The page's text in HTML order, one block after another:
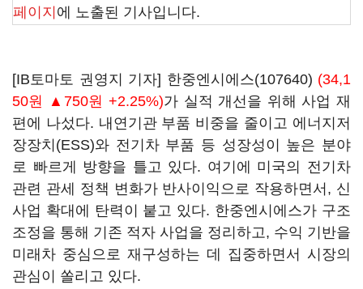
페이지 에 노출된 기사입니다.
[IB토마토 권영지 기자] 한중엔시에스(107640) (34,1
50원 ▲750원 +2.25%)가 실적 개선을 위해 사업 재
편에 나섰다. 내연기관 부품 비중을 줄이고 에너지저
장장치(ESS)와 전기차 부품 등 성장성이 높은 분야
로 빠르게 방향을 틀고 있다. 여기에 미국의 전기차
관련 관세 정책 변화가 반사이익으로 작용하면서, 신
사업 확대에 탄력이 붙고 있다. 한중엔시에스가 구조
조정을 통해 기존 적자 사업을 정리하고, 수익 기반을
미래차 중심으로 재구성하는 데 집중하면서 시장의
관심이 쏠리고 있다.